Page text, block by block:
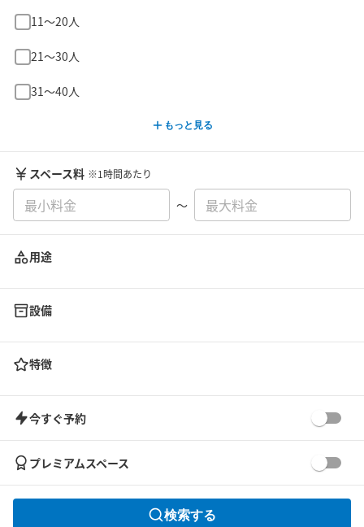
11〜20人
21〜30人
31〜40人
もっと見る
スペース料 ※1時間あたり
〜
用途
設備
特徴
今すぐ予約
プレミアムスペース
検索する